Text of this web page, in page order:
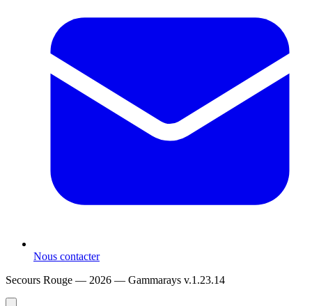
Nous contacter
Secours Rouge — 2026 — Gammarays v.1.23.14